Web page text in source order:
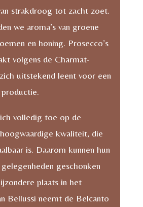
strakdroog tot zacht zoet.
we aroma’s van groene
en honing. Prosecco’s
volgens de Charmat-
uitstekend leent voor een
volledig toe op de
kwaliteit, die
is. Daarom kunnen hun
geschonken
plaats in het
Bellussi neemt de Belcanto